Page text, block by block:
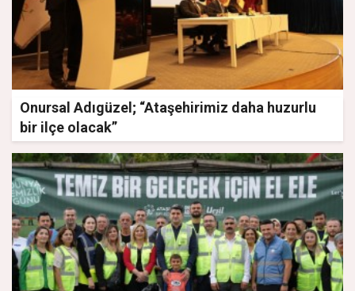
Onursal Adıgüzel; “Ataşehirimiz daha huzurlu
bir ilçe olacak”